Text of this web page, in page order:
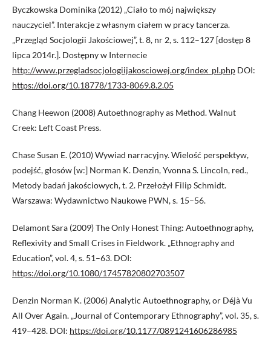
Byczkowska Dominika (2012) „Ciało to mój największy
nauczyciel”. Interakcje z własnym ciałem w pracy tancerza.
„Przegląd Socjologii Jakościowej”, t. 8, nr 2, s. 112–127 [dostęp 8
lipca 2014r.]. Dostępny w Internecie
http://www.przegladsocjologiijakosciowej.org/index_pl.php DOI:
https://doi.org/10.18778/1733-8069.8.2.05
Chang Heewon (2008) Autoethnography as Method. Walnut
Creek: Left Coast Press.
Chase Susan E. (2010) Wywiad narracyjny. Wielość perspektyw,
podejść, głosów [w:] Norman K. Denzin, Yvonna S. Lincoln, red.,
Metody badań jakościowych, t. 2. Przełożył Filip Schmidt.
Warszawa: Wydawnictwo Naukowe PWN, s. 15–56.
Delamont Sara (2009) The Only Honest Thing: Autoethnography,
Reflexivity and Small Crises in Fieldwork. „Ethnography and
Education”, vol. 4, s. 51–63. DOI:
https://doi.org/10.1080/17457820802703507
Denzin Norman K. (2006) Analytic Autoethnography, or Déjà Vu
All Over Again. „Journal of Contemporary Ethnography”, vol. 35, s.
419–428. DOI: https://doi.org/10.1177/0891241606286985